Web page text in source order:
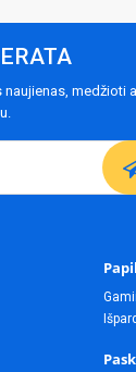
medžioti